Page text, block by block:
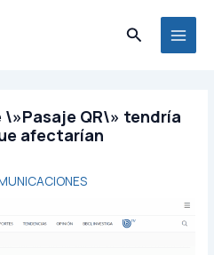
Buscar
\»Pasaje QR\» tendría
afectarían